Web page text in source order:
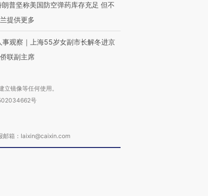
朗普坚称美国防空弹药库存充足 但不
提供更多
事观察｜上海55岁女副市长解冬进京
联副主席
镜像等任何使用。
号
箱：laixin@caixin.com